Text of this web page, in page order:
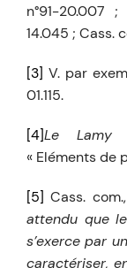
n°91-20.007
14.045 ; Cass.
[3] V. par
01.115.
[4]Le Lamy
« Eléments de
[5] Cass.
attendu que
s’exerce par
caractériser,